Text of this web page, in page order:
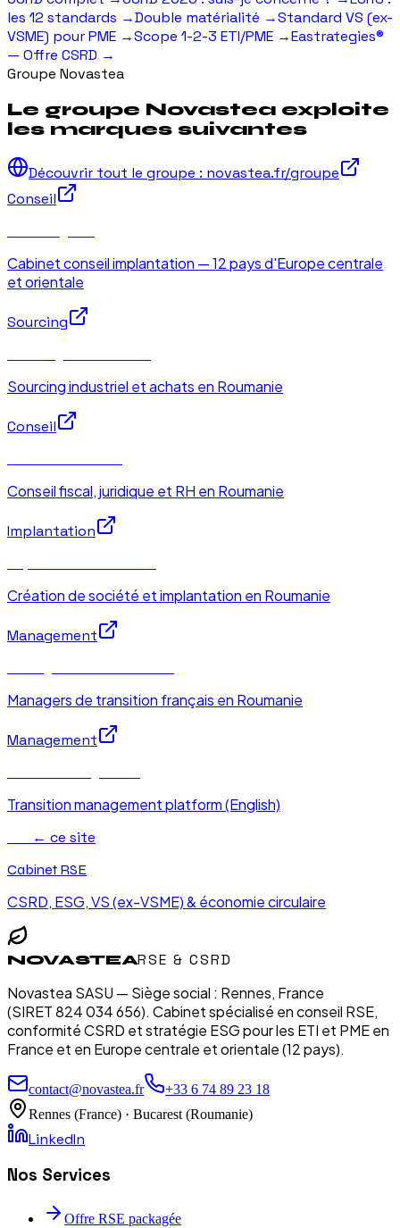
les 12 standards →Double matérialité →Standard VS (ex-
VSME) pour PME →Scope 1-2-3 ETI/PME →Eastrategies®
— Offre CSRD →
Groupe Novastea
Le groupe Novastea exploite
les marques suivantes
Découvrir tout le groupe : novastea.fr/groupe
Conseil
Cabinet conseil implantation — 12 pays d'Europe centrale
et orientale
Sourcing
Sourcing industriel et achats en Roumanie
Conseil
Conseil fiscal, juridique et RH en Roumanie
Implantation
Création de société et implantation en Roumanie
Management
Managers de transition français en Roumanie
Management
Transition management platform (English)
← ce site
Cabinet RSE
CSRD, ESG, VS (ex-VSME) & économie circulaire
NOVASTEARSE & CSRD
Novastea SASU — Siège social : Rennes, France
(SIRET 824 034 656). Cabinet spécialisé en conseil RSE,
conformité CSRD et stratégie ESG pour les ETI et PME en
France et en Europe centrale et orientale (12 pays).
contact@novastea.fr
+33 6 74 89 23 18
Rennes (France) · Bucarest (Roumanie)
LinkedIn
Nos Services
Offre RSE packagée